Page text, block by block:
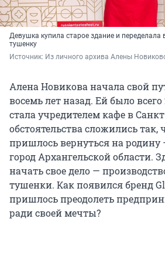
Девушка купила старое здание и переделала
тушенку
Источник: Из личного архива Алены
Алена Новикова начала свой
восемь лет назад. Ей было всего
стала учредителем кафе в
обстоятельства сложились так,
пришлось вернуться на
город Архангельской области.
начать свое дело —
тушенки. Как появился бренд
пришлось преодолеть
ради своей мечты?